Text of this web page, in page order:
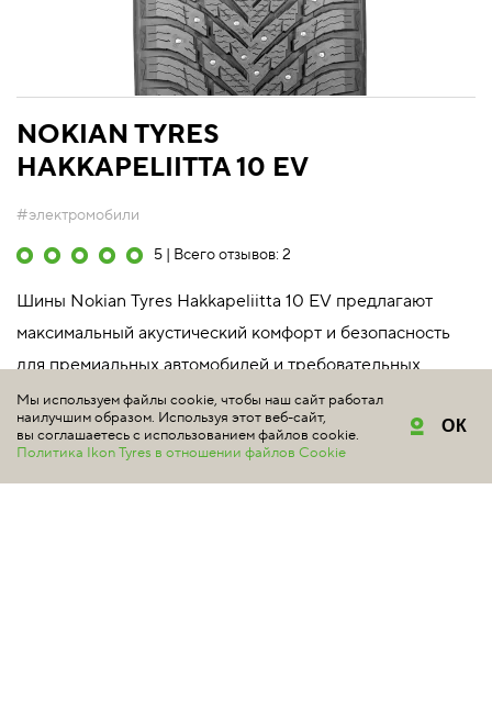
NOKIAN TYRES
HAKKAPELIITTA 10 EV
#электромобили
5 | Всего отзывов: 2
Шины Nokian Tyres Hakkapeliitta 10 EV предлагают
максимальный акустический комфорт и безопасность
для премиальных автомобилей и требовательных
водителей.
Подробнее
Мы используем файлы cookie, чтобы наш сайт работал
наилучшим образом. Используя этот веб-сайт,
вы соглашаетесь с использованием файлов cookie.
Политика Ikon Tyres в отношении файлов Cookie
ОК